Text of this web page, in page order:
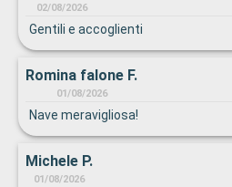
02/08/2026
Gentili e accoglienti
Romina falone F.
01/08/2026
Nave meravigliosa!
Michele P.
01/08/2026